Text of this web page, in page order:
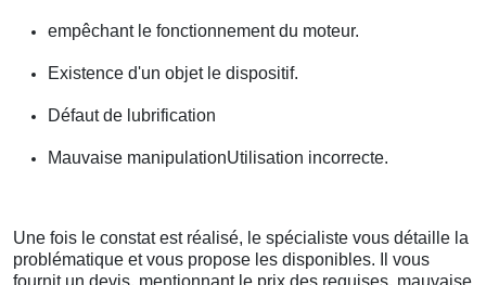
empêchant le fonctionnement du moteur.
Existence d'un objet le dispositif.
Défaut de lubrification
Mauvaise manipulationUtilisation incorrecte.
Une fois le constat est réalisé, le spécialiste vous détaille la
problématique et vous propose les disponibles. Il vous